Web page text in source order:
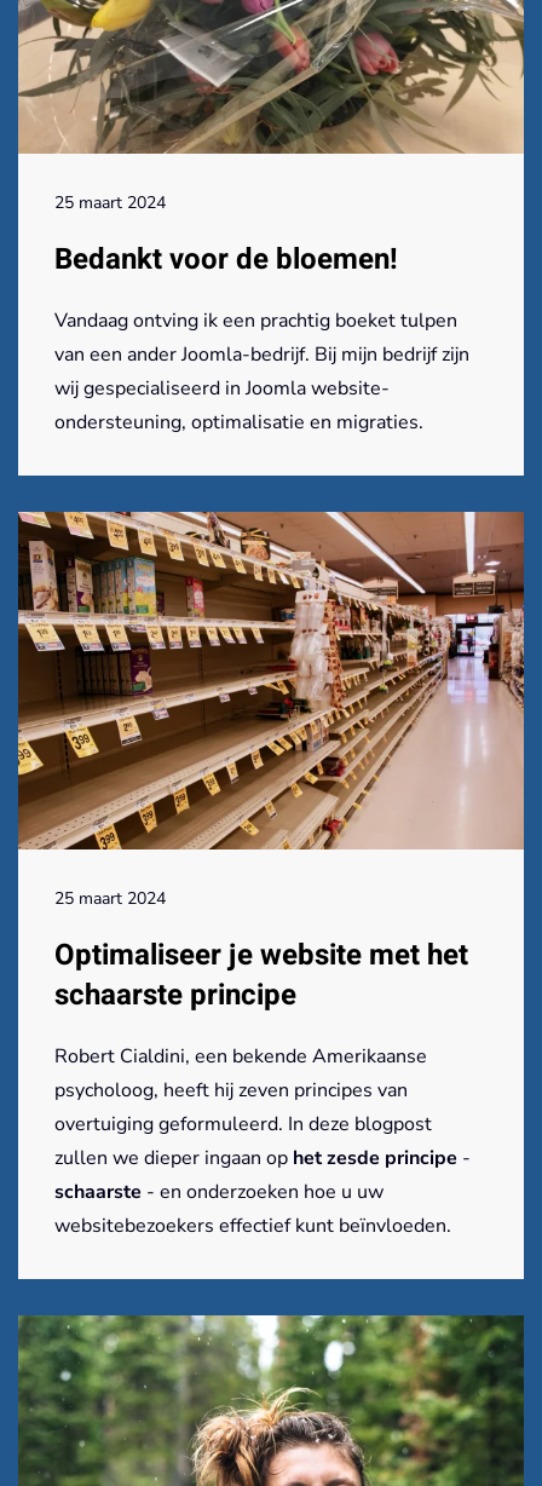
25 maart 2024
Bedankt voor de bloemen!
Vandaag ontving ik een prachtig boeket tulpen
van een ander Joomla-bedrijf. Bij mijn bedrijf zijn
wij gespecialiseerd in Joomla website-
ondersteuning, optimalisatie en migraties.
25 maart 2024
Optimaliseer je website met het
schaarste principe
Robert Cialdini, een bekende Amerikaanse
psycholoog, heeft hij zeven principes van
overtuiging geformuleerd. In deze blogpost
zullen we dieper ingaan op het zesde principe -
schaarste - en onderzoeken hoe u uw
websitebezoekers effectief kunt beïnvloeden.